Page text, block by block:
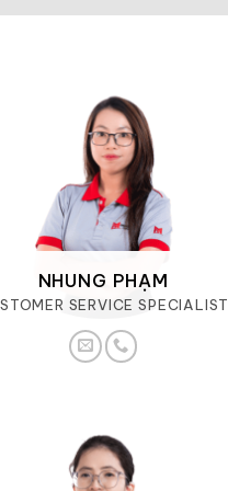
NHUNG PHẠM
SERVICE SPECIALIST